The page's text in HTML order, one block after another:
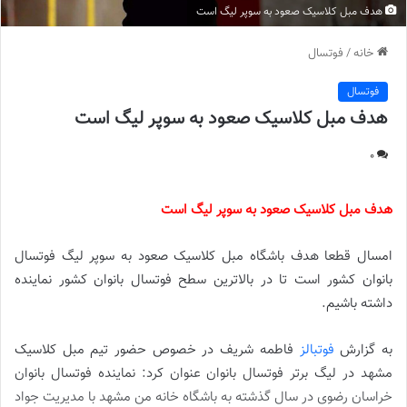
هدف مبل کلاسیک صعود به سوپر لیگ است
خانه/ فوتسال
فوتسال
هدف مبل کلاسیک صعود به سوپر لیگ است
0
هدف مبل کلاسیک صعود به سوپر لیگ است
امسال قطعا هدف باشگاه مبل کلاسیک صعود به سوپر لیگ فوتسال
بانوان کشور است تا در بالاترین سطح فوتسال بانوان کشور نماینده
داشته باشیم.
به گزارش فوتبالز فاطمه شریف در خصوص حضور تیم مبل کلاسیک
مشهد در لیگ برتر فوتسال بانوان عنوان کرد: نماینده فوتسال بانوان
خراسان رضوی در سال گذشته به باشگاه خانه من مشهد با مدیریت جواد